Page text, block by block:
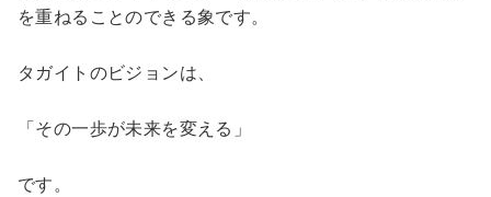
を重ねることのできる象です。
タガイトのビジョンは、
「その一歩が未来を変える」
です。